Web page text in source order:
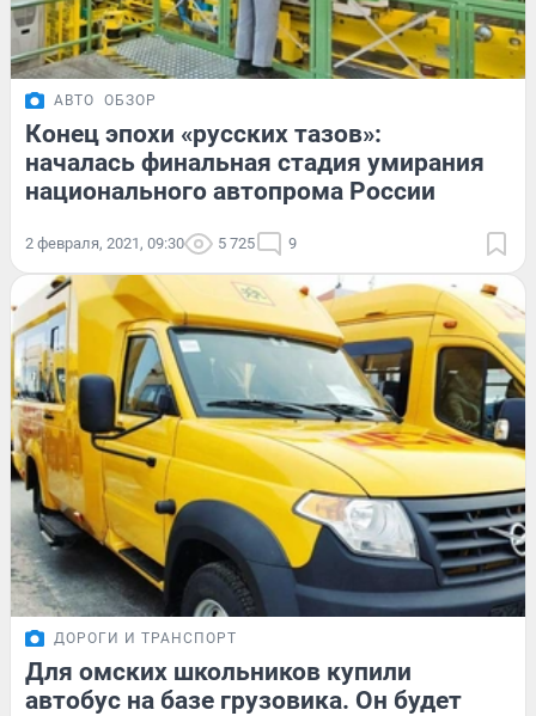
АВТО ОБЗОР
Конец эпохи «русских тазов»:
началась финальная стадия умирания
национального автопрома России
2 февраля, 2021, 09:30 5 725 9
ДОРОГИ И ТРАНСПОРТ
Для омских школьников купили
автобус на базе грузовика. Он будет